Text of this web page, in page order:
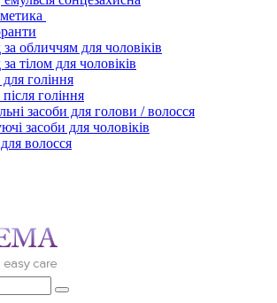
обличчям для чоловіків
тілом для чоловіків
гоління
гоління
засоби для голови / волосся
засоби для чоловіків
волосся